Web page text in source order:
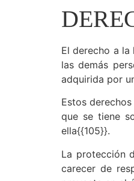
El derecho a
las demás
adquirida por
Estos
que se tiene
ella{{105}}.
La protección
carecer de